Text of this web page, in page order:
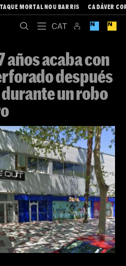
MORTAL NOU BARRIS CADÁVER
años acaba con
después
un robo